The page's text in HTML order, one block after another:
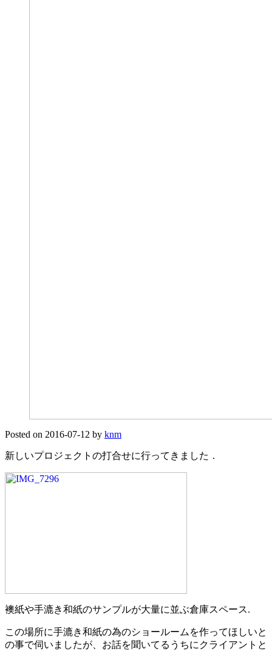
Posted on 2016-07-12 by knm
新しいプロジェクトの打合せに行ってきました．
襖紙や手漉き和紙のサンプルが大量に並ぶ倉庫スペース.
この場所に手漉き和紙の為のショールームを作ってほしいと
の事で伺いましたが、お話を聞いてるうちにクライアントと